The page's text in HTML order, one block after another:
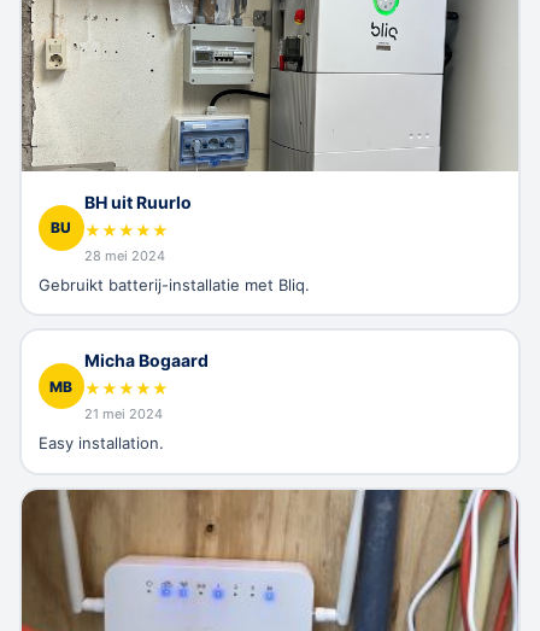
BU
BH uit Ruurlo
★★★★★
28 mei 2024
Gebruikt batterij-installatie met Bliq.
MB
Micha Bogaard
★★★★★
21 mei 2024
Easy installation.